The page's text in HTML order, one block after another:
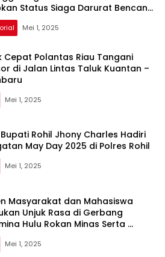
Status Siaga Darurat Bencana
Mei 1, 2025
Cepat Polantas Riau Tangani
di Jalan Lintas Taluk Kuantan –
Mei 1, 2025
Charles Hadiri
May Day 2025 di Polres Rohil
Mei 1, 2025
Masyarakat dan Mahasiswa
Unjuk Rasa di Gerbang
Hulu Rokan Minas Serta
9 tuntutan Demi
Keadilan dan
Mei 1, 2025